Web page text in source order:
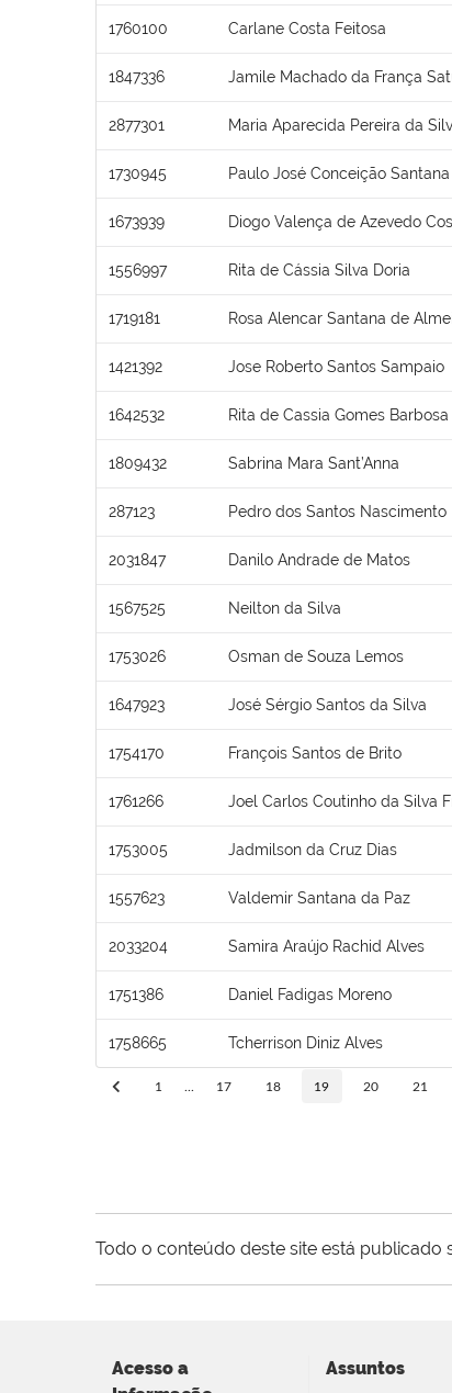
1760100 Carlane Costa Feitosa
1847336 Jamile Machado da França
2877301 Maria Aparecida Pereira da
1730945 Paulo José Conceição Santana
1673939 Diogo Valença de Azevedo
1556997 Rita de Cássia Silva Doria
1719181 Rosa Alencar Santana de
1421392 Jose Roberto Santos Sampaio
1642532 Rita de Cassia Gomes
1809432 Sabrina Mara Sant’Anna
287123 Pedro dos Santos Nascimento
2031847 Danilo Andrade de Matos
1567525 Neilton da Silva
1753026 Osman de Souza Lemos
1647923 José Sérgio Santos da Silva
1754170 François Santos de Brito
1761266 Joel Carlos Coutinho da Silva
1753005 Jadmilson da Cruz Dias
1557623 Valdemir Santana da Paz
2033204 Samira Araújo Rachid Alves
1751386 Daniel Fadigas Moreno
1758665 Tcherrison Diniz Alves
1 17 18 19 20 21
Todo o conteúdo deste site está publicado
Acesso a
Assuntos